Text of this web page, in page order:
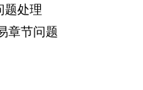
题处理
章节问题